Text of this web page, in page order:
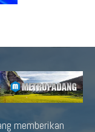
memberikan